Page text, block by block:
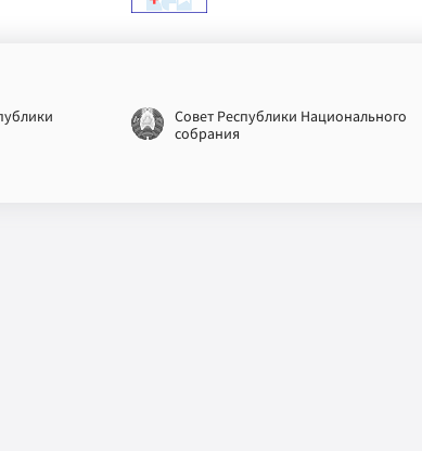
Совет Республики Национального
собрания